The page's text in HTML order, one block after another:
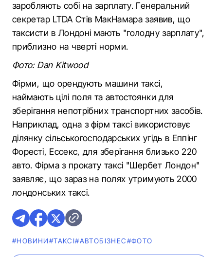
заробляють собі на зарплату. Генеральний
секретар LTDA Стів МакНамара заявив, що
таксисти в Лондоні мають "голодну зарплату",
приблизно на чверті норми.
Фото: Dan Kitwood
Фірми, що орендують машини таксі,
наймають цілі поля та автостоянки для
зберігання непотрібних транспортних засобів.
Наприклад, одна з фірм таксі використовує
ділянку сільськогосподарських угідь в Еппінг
Форесті, Ессекс, для зберігання близько 220
авто. Фірма з прокату таксі "Шербет Лондон"
заявляє, що зараз на полях утримують 2000
лондонських таксі.
#НОВИНИ#ТАКСІ#АВТОБІЗНЕС#ФОТО